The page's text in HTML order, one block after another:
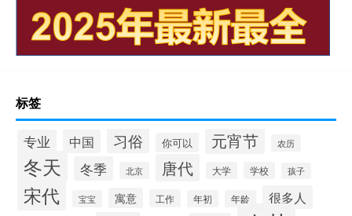
标签
专业 中国 习俗 你可以 元宵节 农历
冬天 冬季 北京 唐代 大学 学校 孩子
宋代 宝宝 寓意 工作 年初 年龄 很多人